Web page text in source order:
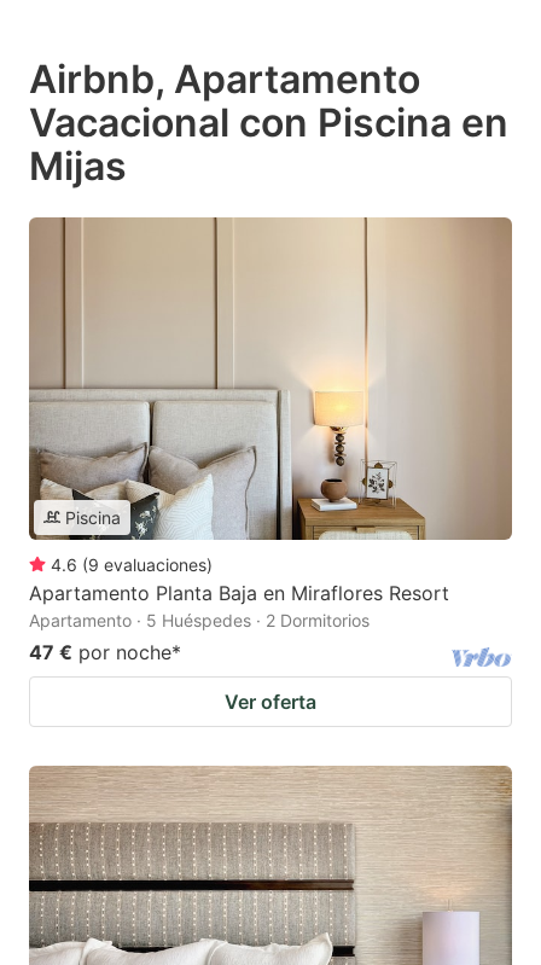
Airbnb, Apartamento
Vacacional con Piscina en
Mijas
Piscina
4.6 (9 evaluaciones)
Apartamento Planta Baja en Miraflores Resort
Apartamento · 5 Huéspedes · 2 Dormitorios
47 € por noche*
Ver oferta